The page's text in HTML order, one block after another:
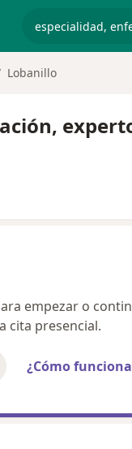
Lobanillo
empezar o
cita presencial.
¿Cómo